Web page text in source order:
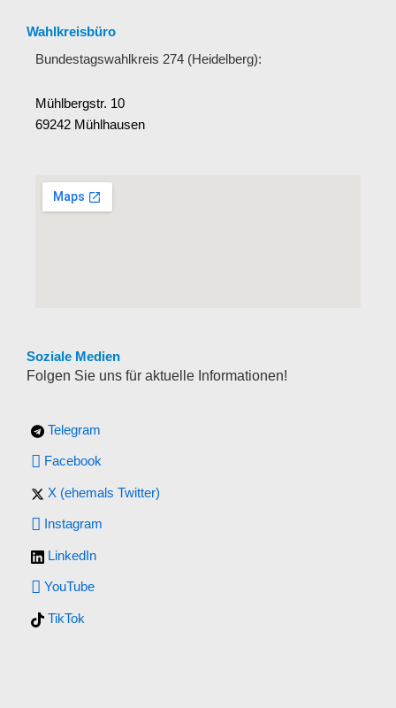
Wahlkreisbüro
Bundestagswahlkreis 274 (Heidelberg):
Mühlbergstr. 10
69242 Mühlhausen
Soziale Medien
Folgen Sie uns für aktuelle Informationen!
Telegram
Facebook
X (ehemals Twitter)
Instagram
LinkedIn
YouTube
TikTok